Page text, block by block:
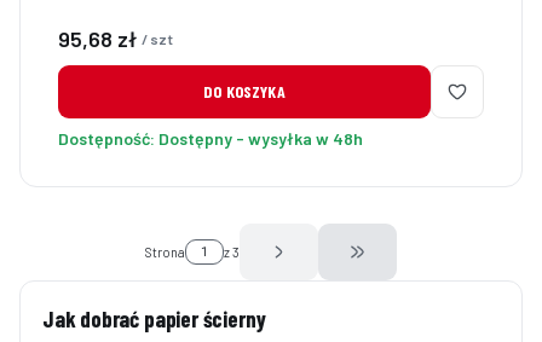
Cena
95,68 zł / szt
DO KOSZYKA
Dostępność: Dostępny - wysyłka w 48h
Strona z 3 Przejdź do ostatniej
Jak dobrać papier ścierny